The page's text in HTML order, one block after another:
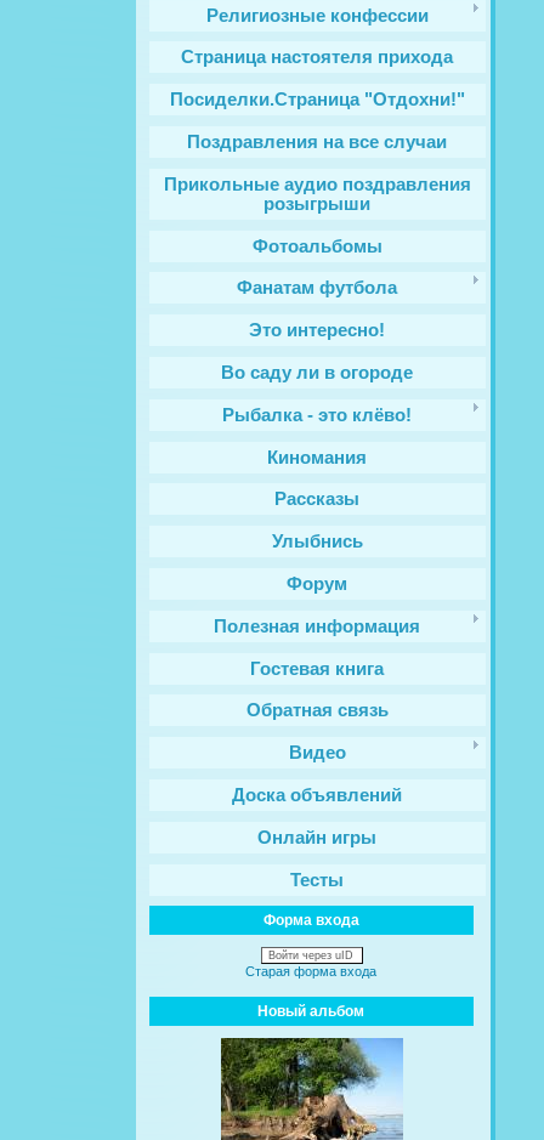
Религиозные конфессии
Cтраница настоятеля прихода
Посиделки.Страница "Отдохни!"
Поздравления на все случаи
Прикольные аудио поздравления
розыгрыши
Фотоальбомы
Фанатам футбола
Это интересно!
Во саду ли в огороде
Рыбалка - это клёво!
Киномания
Рассказы
Улыбнись
Форум
Полезная информация
Гостевая книга
Обратная связь
Видео
Доска объявлений
Онлайн игры
Тесты
Форма входа
Войти через uID
Старая форма входа
Новый альбом